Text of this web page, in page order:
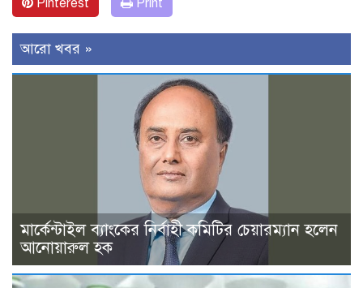
Pinterest Print
আরো খবর »
মার্কেন্টাইল ব্যাংকের নির্বাহী কমিটির চেয়ারম্যান হলেন
আনোয়ারুল হক